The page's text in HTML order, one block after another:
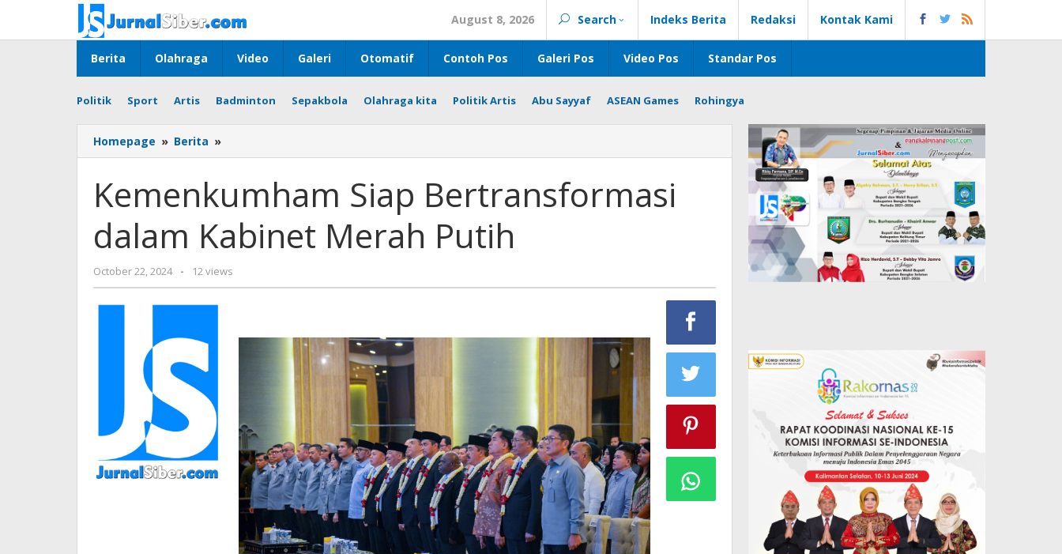
content
August 8, 2026 Search Indeks Berita Redaksi Kontak Kami
Berita Olahraga Video Galeri Otomatif Contoh Pos Galeri Pos Video Pos Standar Pos
Politik Sport Artis Badminton Sepakbola Olahraga kita Politik Artis Abu Sayyaf ASEAN Games Rohingya
Homepage » Berita »
Siap
dalam
Kabinet
Merah
Putih
Kemenkumham Siap Bertransformasi
dalam Kabinet Merah Putih
October 22, 2024
by
Jurnalsiber
- 12 views